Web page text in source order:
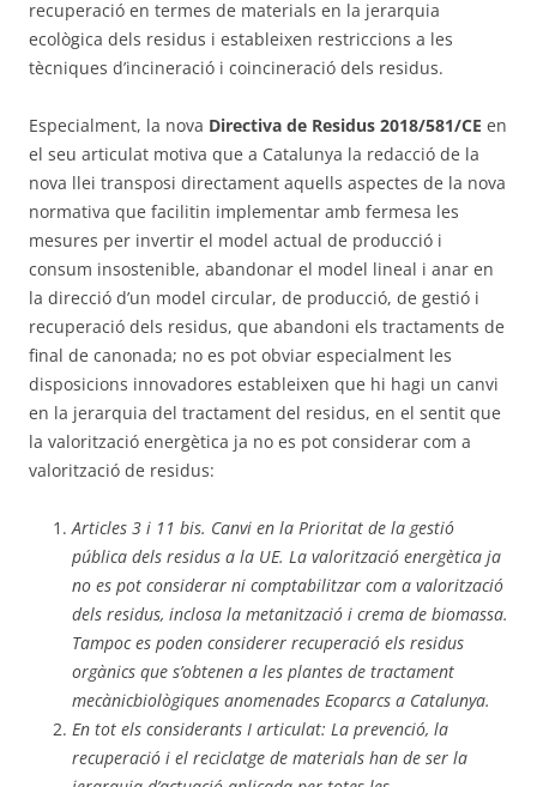
recuperació en termes de materials en la jerarquia
ecològica dels residus i estableixen restriccions a les
tècniques d’incineració i coincineració dels residus.
Especialment, la nova Directiva de Residus 2018/581/CE en
el seu articulat motiva que a Catalunya la redacció de la
nova llei transposi directament aquells aspectes de la nova
normativa que facilitin implementar amb fermesa les
mesures per invertir el model actual de producció i
consum insostenible, abandonar el model lineal i anar en
la direcció d’un model circular, de producció, de gestió i
recuperació dels residus, que abandoni els tractaments de
final de canonada; no es pot obviar especialment les
disposicions innovadores estableixen que hi hagi un canvi
en la jerarquia del tractament del residus, en el sentit que
la valorització energètica ja no es pot considerar com a
valorització de residus:
Articles 3 i 11 bis. Canvi en la Prioritat de la gestió
pública dels residus a la UE. La valorització energètica ja
no es pot considerar ni comptabilitzar com a valorització
dels residus, inclosa la metanització i crema de biomassa.
Tampoc es poden considerer recuperació els residus
orgànics que s’obtenen a les plantes de tractament
mecànicbiològiques anomenades Ecoparcs a Catalunya.
En tot els considerants I articulat: La prevenció, la
recuperació i el reciclatge de materials han de ser la